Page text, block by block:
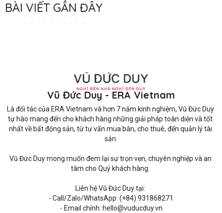
BÀI VIẾT GẦN ĐÂY
Vũ Đức Duy - ERA Vietnam
Là đối tác của ERA Vietnam và hơn 7 năm kinh nghiệm, Vũ Đức Duy
tự hào mang đến cho khách hàng những giải pháp toàn diện và tốt
nhất về bất động sản, từ tư vấn mua bán, cho thuê, đến quản lý tài
sản.
Vũ Đức Duy mong muốn đem lại sự trọn vẹn, chuyên nghiệp và an
tâm cho Quý khách hàng.
Liên hệ Vũ Đức Duy tại:
- Call/Zalo/WhatsApp: (+84) 931868271
- Email chính: hello@vuducduy.vn